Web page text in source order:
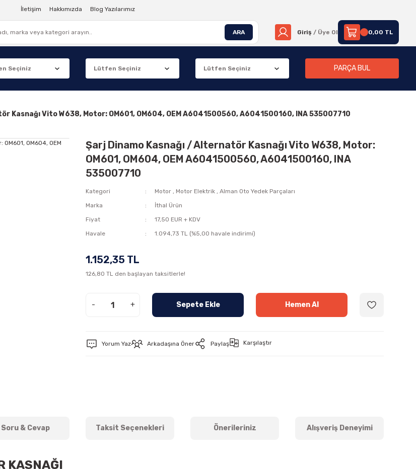
İletişim Hakkımızda Blog Yazılarımız
ARA Giriş / Üye Ol 0,00 TL
PARÇA BUL
Kasnağı Vito W638, Motor: OM601, OM604, OEM A6041500560, A6041500160, INA 535007710
Şarj Dinamo Kasnağı / Alternatör Kasnağı Vito W638, Motor:
OM601, OM604, OEM A6041500560, A6041500160, INA
535007710
Kategori Motor , Motor Elektrik ,Alman Oto Yedek Parçaları
Marka
İthal Ürün
Fiyat
17,50 EUR + KDV
Havale
1.094,73 TL (%5,00 havale indirimi)
1.152,35 TL
126,80 TL den başlayan taksitlerle!
- + Sepete Ekle Hemen Al
Yorum Yaz Arkadaşına Öner Paylaş Karşılaştır
Soru & Cevap Taksit Seçenekleri Önerileriniz Alışveriş Deneyimi
KASNAĞI